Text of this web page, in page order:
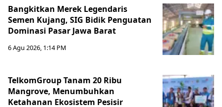
Bangkitkan Merek Legendaris
Semen Kujang, SIG Bidik Penguatan
Dominasi Pasar Jawa Barat
6 Agu 2026, 1:14 PM
TelkomGroup Tanam 20 Ribu
Mangrove, Menumbuhkan
Ketahanan Ekosistem Pesisir